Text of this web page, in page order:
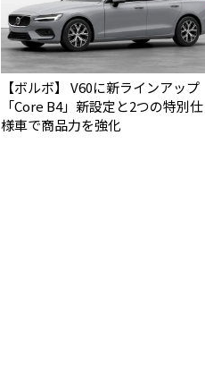
【ボルボ】 V60に新ラインアップ
「Core B4」新設定と2つの特別仕
様車で商品力を強化